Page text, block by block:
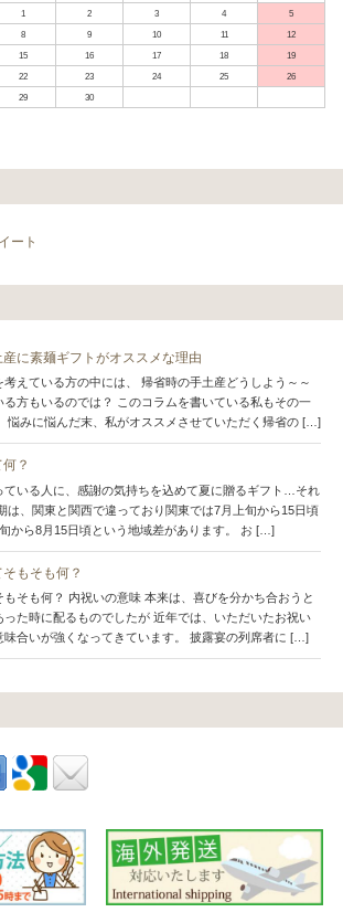
1
2 3 4
5
8 9 10 11
12
15 16 17 18
19
22 23 24 25
26
29 30
ート
産に素麺ギフトがオススメな理由
えている方の中には、 帰省時の手土産どうしよう～～
る方もいるのでは？ このコラムを書いている私もその一
悩みに悩んだ末、私がオススメさせていただく帰省の […]
？
ている人に、感謝の気持ちを込めて夏に贈るギフト…それ
は、関東と関西で違っており関東では7月上旬から15日頃
から8月15日頃という地域差があります。 お […]
そもそも何？
もそも何？ 内祝いの意味 本来は、喜びを分かち合おうと
った時に配るものでしたが 近年では、いただいたお祝い
味合いが強くなってきています。 披露宴の列席者に […]